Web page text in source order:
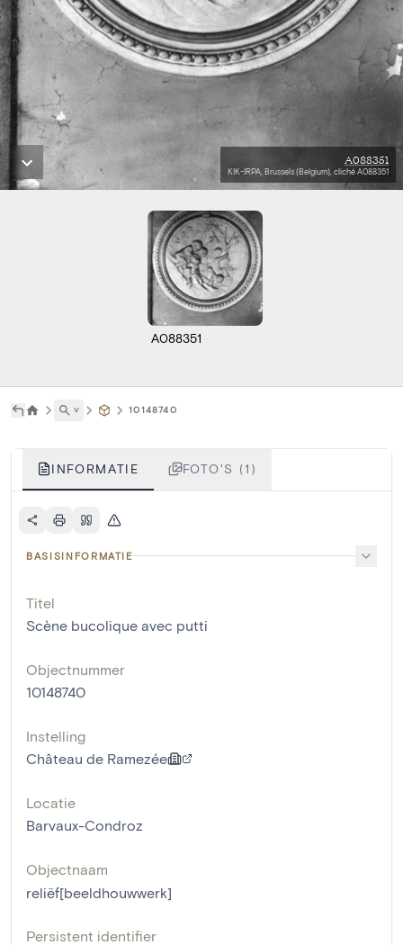
A088351
KIK-IRPA, Brussels (Belgium), cliché A088351
A088351
˅ 10148740
INFORMATIE FOTO'S (1)
BASISINFORMATIE
Titel
Scène bucolique avec putti
Objectnummer
10148740
Instelling
Château de Ramezée
Locatie
Barvaux-Condroz
Objectnaam
reliëf[beeldhouwwerk]
Persistent identifier